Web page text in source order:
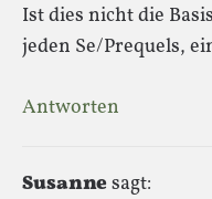
Ist dies nicht die
jeden Se/Prequels,
Antworten
Susannesagt: